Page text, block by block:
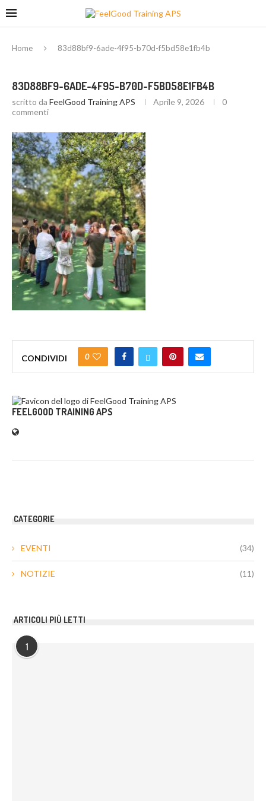
Home 83d88bf9-6ade-4f95-b70d-f5bd58e1fb4b
83D88BF9-6ADE-4F95-B70D-F5BD58E1FB4B
scritto da FeelGood Training APS Aprile 9, 2026
0
commenti
CONDIVIDI 0
FEELGOOD TRAINING APS
CATEGORIE
EVENTI (34)
NOTIZIE (11)
ARTICOLI PIÙ LETTI
1